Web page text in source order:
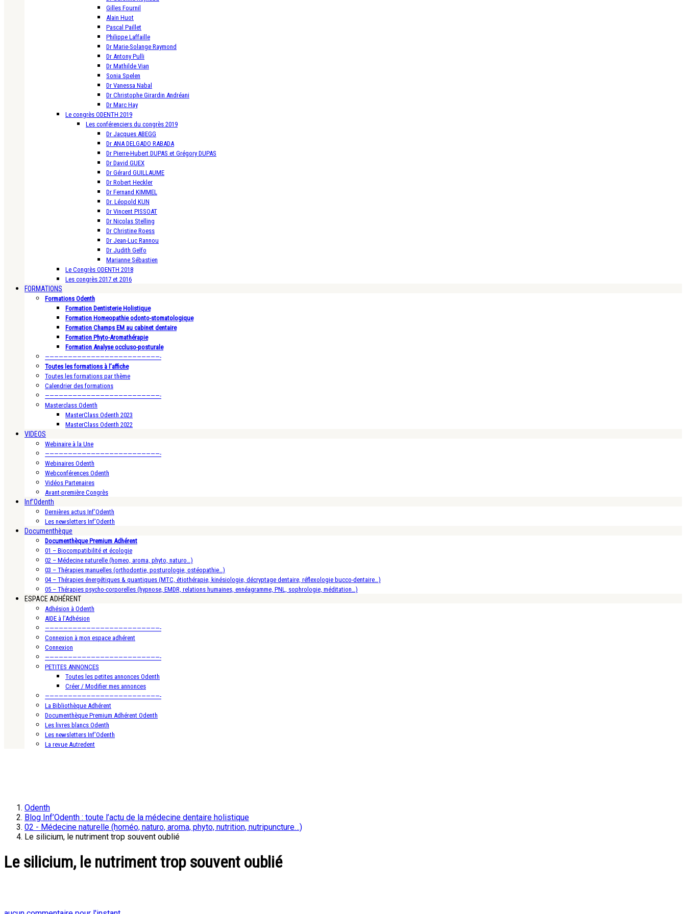
Gilles Fournil
Alain Huot
Pascal Paillet
Philippe Laffaille
Dr Marie-Solange Raymond
Dr Antony Pulli
Dr Mathilde Vian
Sonia Spelen
Dr Vanessa Nabal
Dr Christophe Girardin Andréani
Dr Marc Hay
Le congrès ODENTH 2019
Les conférenciers du congrès 2019
Dr Jacques ABEGG
Dr ANA DELGADO RABADA
Dr Pierre-Hubert DUPAS et Grégory DUPAS
Dr David GUEX
Dr Gérard GUILLAUME
Dr Robert Heckler
Dr Fernand KIMMEL
Dr. Léopold KUN
Dr Vincent PISSOAT
Dr Nicolas Stelling
Dr Christine Roess
Dr Jean-Luc Rannou
Dr Judith Gelfo
Marianne Sébastien
Le Congrès ODENTH 2018
Les congrès 2017 et 2016
FORMATIONS
Formations Odenth
Formation Dentisterie Holistique
Formation Homeopathie odonto-stomatologique
Formation Champs EM au cabinet dentaire
Formation Phyto-Aromathérapie
Formation Analyse occluso-posturale
—————————————————————————-
Toutes les formations à l’affiche
Toutes les formations par thème
Calendrier des formations
—————————————————————————-
Masterclass Odenth
MasterClass Odenth 2023
MasterClass Odenth 2022
VIDEOS
Webinaire à la Une
—————————————————————————-
Webinaires Odenth
Webconférences Odenth
Vidéos Partenaires
Avant-première Congrès
Inf’Odenth
Dernières actus Inf’Odenth
Les newsletters Inf’Odenth
Documenthèque
Documenthèque Premium Adhérent
01 – Biocompatibilité et écologie
02 – Médecine naturelle (homeo, aroma, phyto, naturo…)
03 – Thérapies manuelles (orthodontie, posturologie, ostéopathie…)
04 – Thérapies énergétiques & quantiques (MTC, étiothérapie, kinésiologie, décryptage dentaire, réflexologie bucco-dentaire…)
05 – Thérapies psycho-corporelles (hypnose, EMDR, relations humaines, ennéagramme, PNL, sophrologie, méditation…)
ESPACE ADHÉRENT
Adhésion à Odenth
AIDE à l’Adhésion
—————————————————————————-
Connexion à mon espace adhérent
Connexion
—————————————————————————-
PETITES ANNONCES
Toutes les petites annonces Odenth
Créer / Modifier mes annonces
—————————————————————————-
La Bibliothèque Adhérent
Documenthèque Premium Adhérent Odenth
Les livres blancs Odenth
Les newsletters Inf’Odenth
La revue Autredent
Odenth
Blog Inf’Odenth : toute l’actu de la médecine dentaire holistique
02 - Médecine naturelle (homéo, naturo, aroma, phyto, nutrition, nutripuncture…)
Le silicium, le nutriment trop souvent oublié
Le silicium, le nutriment trop souvent oublié